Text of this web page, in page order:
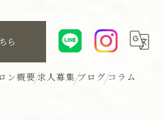
ら
ン概要 求人募集 ブログコラム